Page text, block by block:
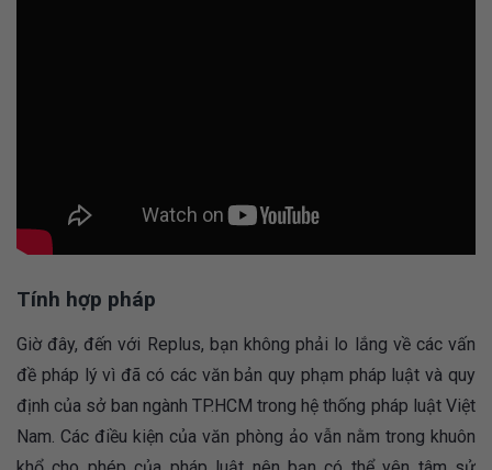
Tính hợp pháp
Giờ đây, đến với Replus, bạn không phải lo lắng về các vấn
đề pháp lý vì đã có các văn bản quy phạm pháp luật và quy
định của sở ban ngành TP.HCM trong hệ thống pháp luật Việt
Nam. Các điều kiện của văn phòng ảo vẫn nằm trong khuôn